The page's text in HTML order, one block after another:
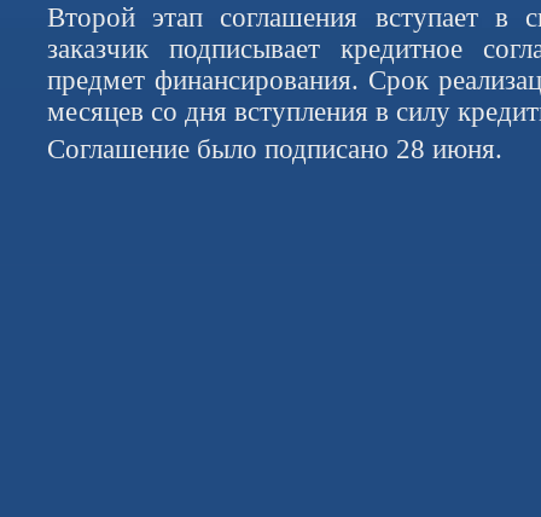
Второй этап соглашения вступает в
заказчик подписывает кредитное
предмет финансирования. Срок
месяцев со дня вступления в силу
Соглашение было подписано 28 июня.